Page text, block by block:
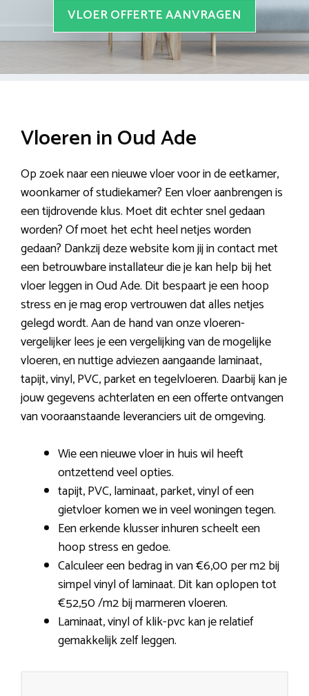
VLOER OFFERTE AANVRAGEN
Vloeren in Oud Ade
Op zoek naar een nieuwe vloer voor in de eetkamer,
woonkamer of studiekamer? Een vloer aanbrengen is
een tijdrovende klus. Moet dit echter snel gedaan
worden? Of moet het echt heel netjes worden
gedaan? Dankzij deze website kom jij in contact met
een betrouwbare installateur die je kan help bij het
vloer leggen in Oud Ade. Dit bespaart je een hoop
stress en je mag erop vertrouwen dat alles netjes
gelegd wordt. Aan de hand van onze vloeren-
vergelijker lees je een vergelijking van de mogelijke
vloeren, en nuttige adviezen aangaande laminaat,
tapijt, vinyl, PVC, parket en tegelvloeren. Daarbij kan je
jouw gegevens achterlaten en een offerte ontvangen
van vooraanstaande leveranciers uit de omgeving.
Wie een nieuwe vloer in huis wil heeft
ontzettend veel opties.
tapijt, PVC, laminaat, parket, vinyl of een
gietvloer komen we in veel woningen tegen.
Een erkende klusser inhuren scheelt een
hoop stress en gedoe.
Calculeer een bedrag in van €6,00 per m2 bij
simpel vinyl of laminaat. Dit kan oplopen tot
€52,50 /m2 bij marmeren vloeren.
Laminaat, vinyl of klik-pvc kan je relatief
gemakkelijk zelf leggen.